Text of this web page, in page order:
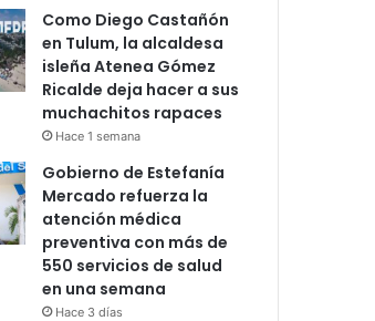
Como Diego Castañón
en Tulum, la alcaldesa
isleña Atenea Gómez
Ricalde deja hacer a sus
muchachitos rapaces
Hace 1 semana
Gobierno de Estefanía
Mercado refuerza la
atención médica
preventiva con más de
550 servicios de salud
en una semana
Hace 3 días